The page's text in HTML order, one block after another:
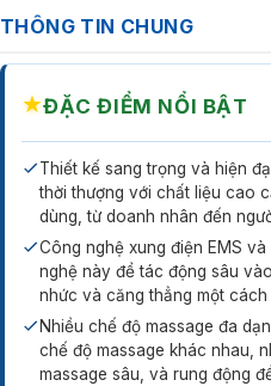
THÔNG TIN CHUNG
★ĐẶC ĐIỂM NỔI BẬT
Thiết kế sang trọng và hiện
thời thượng với chất liệu cao
dùng, từ doanh nhân đến
Công nghệ xung điện EMS
nghệ này để tác động sâu
nhức và căng thẳng một cách
Nhiều chế độ massage đa
chế độ massage khác nhau,
massage sâu, và rung động